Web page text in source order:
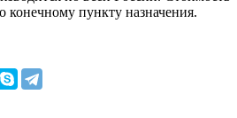
конечному пункту назначения.